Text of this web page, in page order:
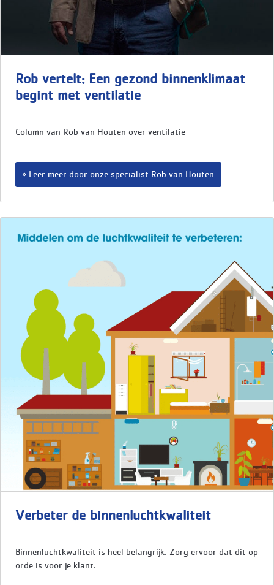
Rob vertelt: Een gezond binnenklimaat
begint met ventilatie
Column van Rob van Houten over ventilatie
Leer meer door onze specialist Rob van Houten
Verbeter de binnenluchtkwaliteit
Binnenluchtkwaliteit is heel belangrijk. Zorg ervoor dat dit op
orde is voor je klant.